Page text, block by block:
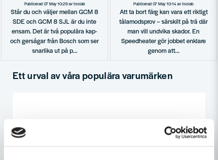
Publicerad 07 May 10:29 av toolab
Står du och väljer mellan GCM 8
SDE och GCM 8 SJL är du inte
ensam. Det är två populära kap-
och gersågar från Bosch som ser
snarlika ut på p...
Publicerad 07 May 10:14 av toolab
Att ta bort färg kan vara ett riktigt
tålamodsprov – särskilt på trä där
man vill undvika skador. En
Speedheater gör jobbet enklare
genom att...
Ett urval av våra populära varumärken